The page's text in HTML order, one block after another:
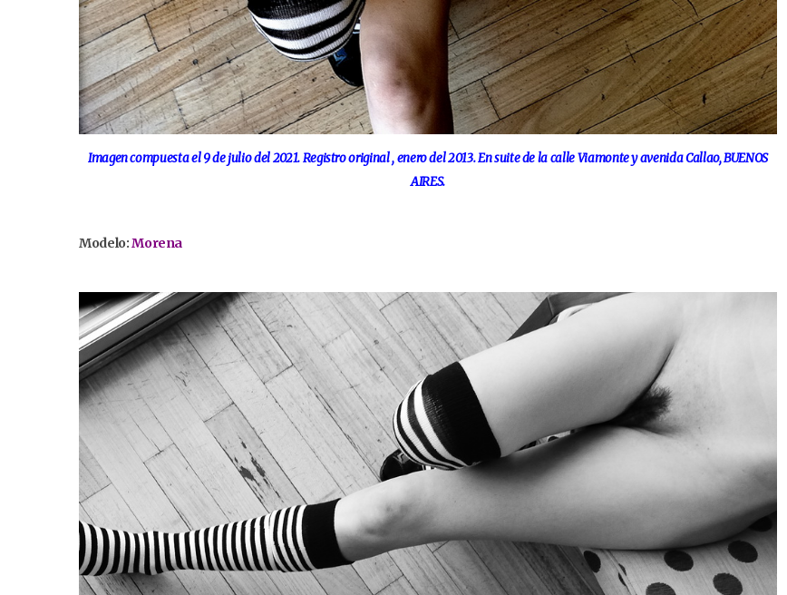
Imagen compuesta el 9 de julio del 2021. Registro original , enero del 2013. En suite de la calle Viamonte y avenida Callao, BUENOS
AIRES.
Modelo:Morena